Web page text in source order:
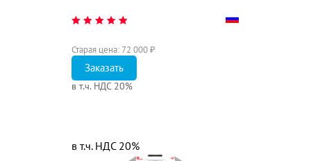
Старая цена: 72 000₽
в т.ч. НДС 20%
Заказать
в т.ч. НДС 20%